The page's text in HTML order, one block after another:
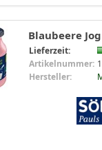
Blaubeere
Lieferzeit:
Artikelnummer:
Hersteller: